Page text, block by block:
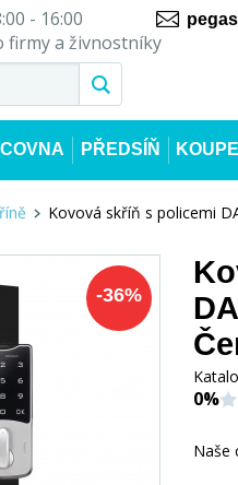
- 16:00
firmy a živnostníky
PŘEDSÍŇ
Kovová skříň s policemi
-36%
0%
Naše